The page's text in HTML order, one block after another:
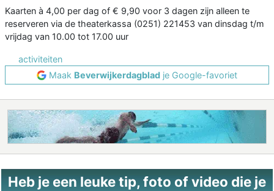
Kaarten à 4,00 per dag of € 9,90 voor 3 dagen zijn alleen te
reserveren via de theaterkassa (0251) 221453 van dinsdag t/m
vrijdag van 10.00 tot 17.00 uur
activiteiten
Maak Beverwijkerdagblad je Google-favoriet
Heb je een leuke tip, foto of video die je